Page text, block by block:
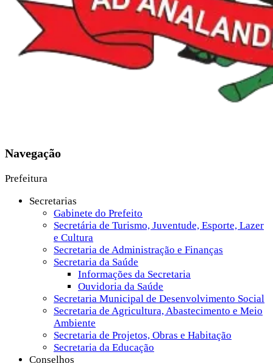
Navegação
Prefeitura
Secretarias
Gabinete do Prefeito
Secretária de Turismo, Juventude, Esporte, Lazer
e Cultura
Secretaria de Administração e Finanças
Secretaria da Saúde
Informações da Secretaria
Ouvidoria da Saúde
Secretaria Municipal de Desenvolvimento Social
Secretaria de Agricultura, Abastecimento e Meio
Ambiente
Secretaria de Projetos, Obras e Habitação
Secretaria da Educação
Conselhos